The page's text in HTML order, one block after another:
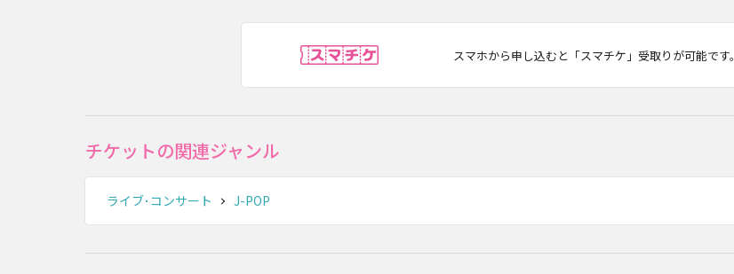
スマホから申し込むと「スマチケ」受取りが可能です。
チケットの関連ジャンル
ライブ･コンサート J-POP